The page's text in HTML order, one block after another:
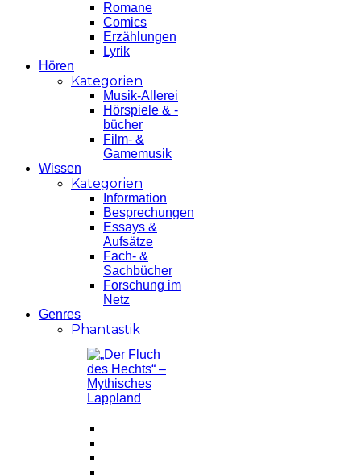
Romane
Comics
Erzählungen
Lyrik
Hören
Kategorien
Musik-Allerei
Hörspiele & -
bücher
Film- &
Gamemusik
Wissen
Kategorien
Information
Besprechungen
Essays &
Aufsätze
Fach- &
Sachbücher
Forschung im
Netz
Genres
Phantastik